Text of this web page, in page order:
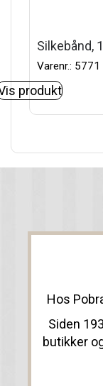
Silkebånd,
Varenr.: 5771
produkt
Hos
Siden
butikker